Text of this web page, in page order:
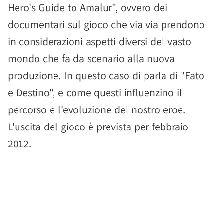
Hero's Guide to Amalur", ovvero dei
documentari sul gioco che via via prendono
in considerazioni aspetti diversi del vasto
mondo che fa da scenario alla nuova
produzione. In questo caso di parla di "Fato
e Destino", e come questi influenzino il
percorso e l'evoluzione del nostro eroe.
L'uscita del gioco è prevista per febbraio
2012.